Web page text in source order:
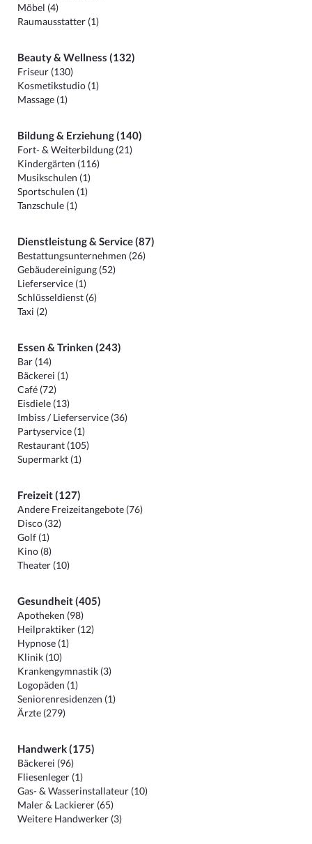
Möbel (4)
Raumausstatter (1)
Beauty & Wellness (132)
Friseur (130)
Kosmetikstudio (1)
Massage (1)
Bildung & Erziehung (140)
Fort- & Weiterbildung (21)
Kindergärten (116)
Musikschulen (1)
Sportschulen (1)
Tanzschule (1)
Dienstleistung & Service (87)
Bestattungsunternehmen (26)
Gebäudereinigung (52)
Lieferservice (1)
Schlüsseldienst (6)
Taxi (2)
Essen & Trinken (243)
Bar (14)
Bäckerei (1)
Café (72)
Eisdiele (13)
Imbiss / Lieferservice (36)
Partyservice (1)
Restaurant (105)
Supermarkt (1)
Freizeit (127)
Andere Freizeitangebote (76)
Disco (32)
Golf (1)
Kino (8)
Theater (10)
Gesundheit (405)
Apotheken (98)
Heilpraktiker (12)
Hypnose (1)
Klinik (10)
Krankengymnastik (3)
Logopäden (1)
Seniorenresidenzen (1)
Ärzte (279)
Handwerk (175)
Bäckerei (96)
Fliesenleger (1)
Gas- & Wasserinstallateur (10)
Maler & Lackierer (65)
Weitere Handwerker (3)